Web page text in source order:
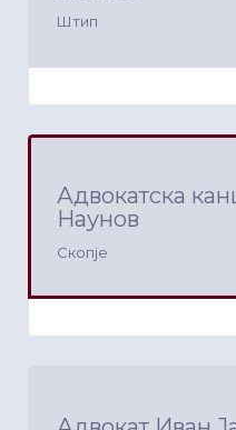
Штип
Адвокатска
Наунов
Скопје